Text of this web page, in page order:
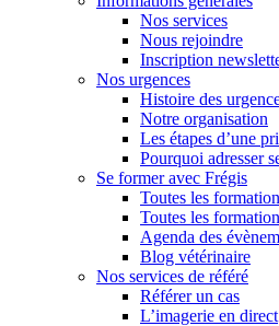
Nos services
Nous rejoindre
Inscription
Nos urgences
Histoire des
Notre organisation
Les étapes d’une
Pourquoi adresser
Se former avec Frégis
Toutes les
Toutes les
Agenda des
Blog vétérinaire
Nos services de référé
Référer un cas
L’imagerie en direct